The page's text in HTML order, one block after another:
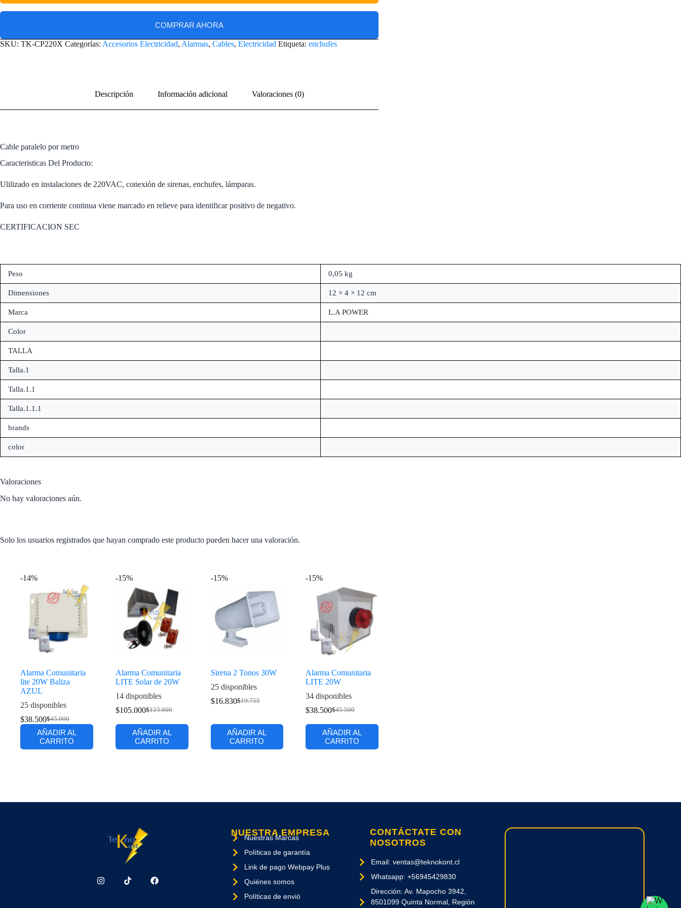
COMPRAR AHORA
SKU: TK-CP220X Categorías: Accesorios Electricidad, Alarmas, Cables, Electricidad Etiqueta: enchufes
Descripción Información adicional Valoraciones (0)
Cable paralelo por metro
Caracteristicas Del Producto:
Ulilizado en instalaciones de 220VAC, conexión de sirenas, enchufes, lámparas.
Para uso en corriente continua viene marcado en relieve para identificar positivo de negativo.
CERTIFICACION SEC
Peso 0,05 kg
Dimensiones 12 × 4 × 12 cm
Marca L.A POWER
Color
TALLA
Talla.1
Talla.1.1
Talla.1.1.1
brands
color
Valoraciones
No hay valoraciones aún.
Solo los usuarios registrados que hayan comprado este producto pueden hacer una valoración.
-14%
Alarma Comunitaria
lite 20W Baliza
AZUL
25 disponibles
$45.000
$38.500
AÑADIR AL
CARRITO
-15%
Alarma Comunitaria
LITE Solar de 20W
14 disponibles
$123.000
$105.000
AÑADIR AL
CARRITO
-15%
Sirena 2 Tonos 30W
25 disponibles
$19.755
$16.830
AÑADIR AL
CARRITO
-15%
Alarma Comunitaria
LITE 20W
34 disponibles
$45.500
$38.500
AÑADIR AL
CARRITO
NUESTRA EMPRESA
Nuestras Marcas
Políticas de garantía
Link de pago Webpay Plus
Quiénes somos
Políticas de envió
CONTÁCTATE CON
NOSOTROS
Email: ventas@teknokont.cl
Whatsapp: +56945429830
Dirección: Av. Mapocho 3942,
8501099 Quinta Normal, Región